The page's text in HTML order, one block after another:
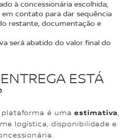
à concessionária escolhida;
contato para dar sequência
restante, documentação e
será abatido do valor final do
ESTÁ
plataforma é umaestimativa,
logística, disponibilidade e